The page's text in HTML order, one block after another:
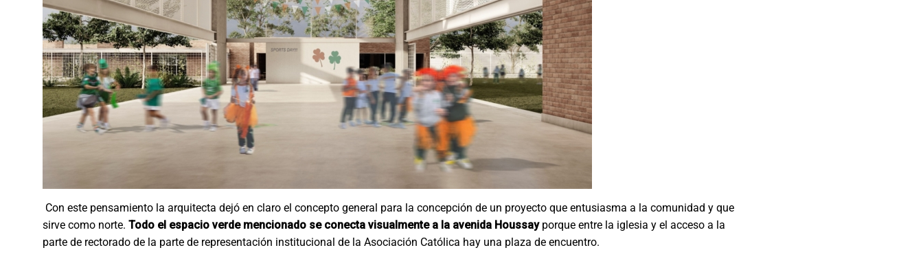
Con este pensamiento la arquitecta dejó en claro el concepto general para la concepción de un proyecto que entusiasma a la comunidad y que
sirve como norte. Todo el espacio verde mencionado se conecta visualmente a la avenida Houssayporque entre la iglesia y el acceso a la
parte de rectorado de la parte de representación institucional de la Asociación Católica hay una plaza de encuentro.